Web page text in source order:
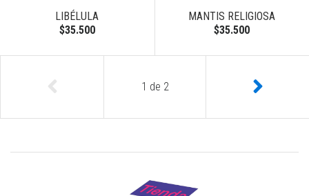
LIBÉLULA
$35.500
MANTIS RELIGIOSA
$35.500
1 de 2